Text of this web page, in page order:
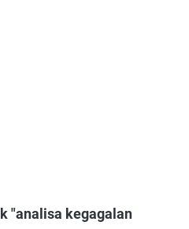
"analisa kegagalan